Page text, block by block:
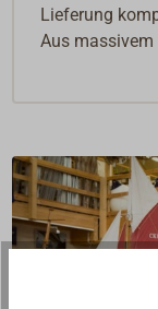
Lieferung
Aus massivem